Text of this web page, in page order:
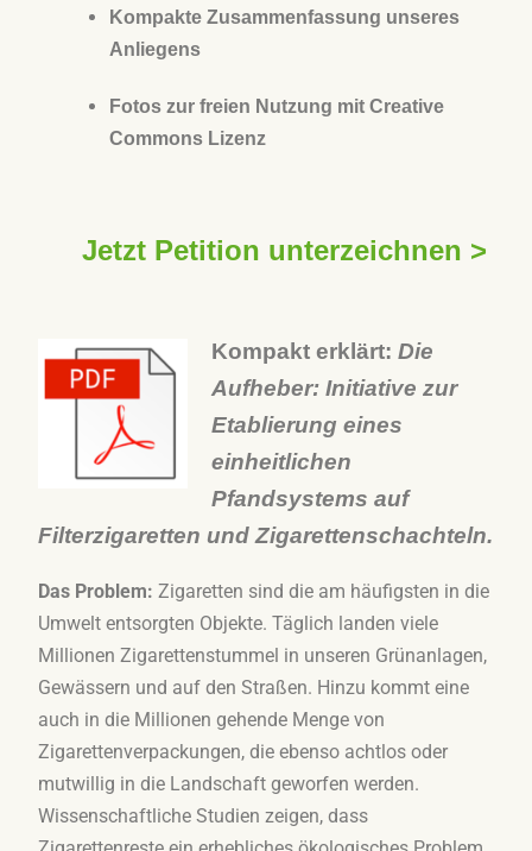
Kompakte Zusammenfassung unseres
Anliegens
Fotos zur freien Nutzung mit Creative
Commons Lizenz
Jetzt Petition unterzeichnen >
Kompakt erklärt: Die
Aufheber: Initiative zur
Etablierung eines
einheitlichen
Pfandsystems auf
Filterzigaretten und Zigarettenschachteln.
Das Problem: Zigaretten sind die am häufigsten in die
Umwelt entsorgten Objekte. Täglich landen viele
Millionen Zigarettenstummel in unseren Grünanlagen,
Gewässern und auf den Straßen. Hinzu kommt eine
auch in die Millionen gehende Menge von
Zigarettenverpackungen, die ebenso achtlos oder
mutwillig in die Landschaft geworfen werden.
Wissenschaftliche Studien zeigen, dass